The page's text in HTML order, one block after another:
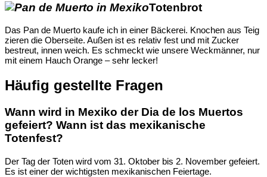
Totenbrot
Das Pan de Muerto kaufe ich in einer Bäckerei. Knochen aus Teig
zieren die Oberseite. Außen ist es relativ fest und mit Zucker
bestreut, innen weich. Es schmeckt wie unsere Weckmänner, nur
mit einem Hauch Orange – sehr lecker!
Häufig gestellte Fragen
Wann wird in Mexiko der Dia de los Muertos
gefeiert? Wann ist das mexikanische
Totenfest?
Der Tag der Toten wird vom 31. Oktober bis 2. November gefeiert.
Es ist einer der wichtigsten mexikanischen Feiertage.